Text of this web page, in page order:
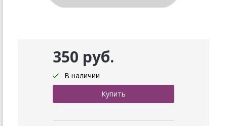
350 руб.
В наличии